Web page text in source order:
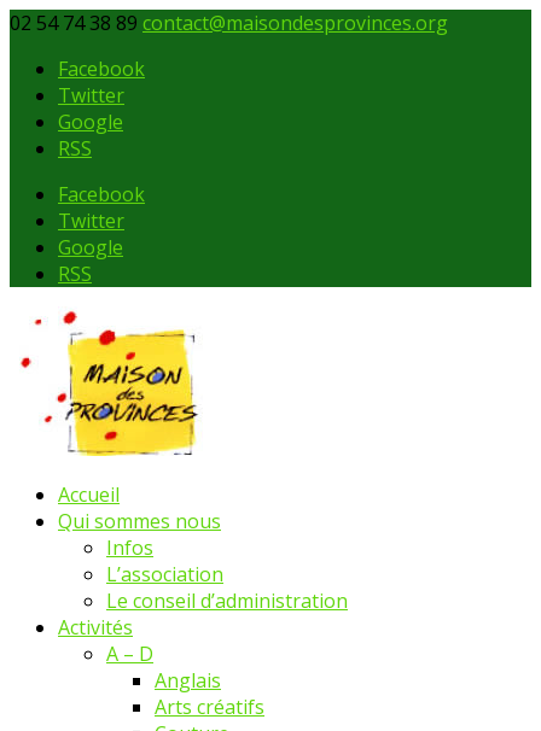
02 54 74 38 89 contact@maisondesprovinces.org
Facebook
Twitter
Google
RSS
Facebook
Twitter
Google
RSS
Accueil
Qui sommes nous
Infos
L’association
Le conseil d’administration
Activités
A – D
Anglais
Arts créatifs